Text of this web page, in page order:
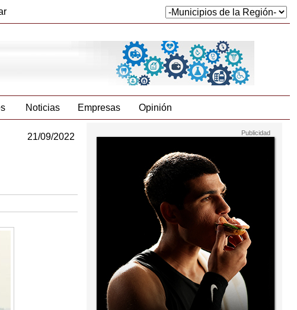
Noticias Empresas Opinión
21/09/2022